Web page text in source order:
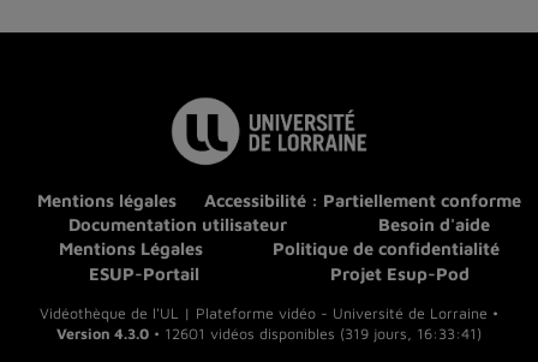
Mentions légales
Accessibilité : Partiellement conforme
Documentation utilisateur
Besoin d'aide
Mentions Légales
Politique de confidentialité
ESUP-Portail
Projet Esup-Pod
Vidéothèque de l'UL | Plateforme vidéo - Université de Lorraine •
Version 4.3.0 • 12601 vidéos disponibles (319 jours, 16:33:41)